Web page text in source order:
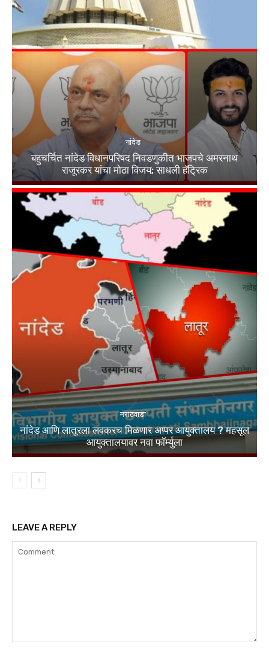
नांदेड
बहुचर्चित नांदेड विधानपरिषद निवडणुकीत भाजपचे अमरनाथ
राजूरकर यांचा मोठा विजय; साधली हॅट्रिक
मराठवाडा
नांदेड आणि लातूरला लवकरच मिळणार अप्पर आयुक्तालय ? महसूल
आयुक्तालयावर नवा फॉर्म्युला
LEAVE A REPLY